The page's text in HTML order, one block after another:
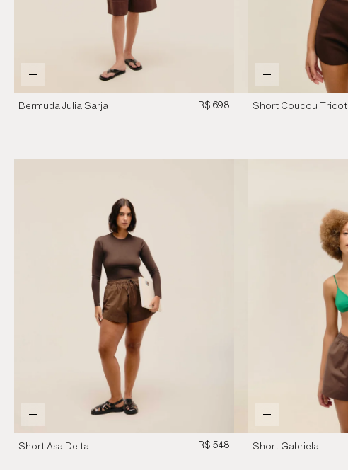
Bermuda Julia Sarja
R$ 698
Short Coucou Tricot
Short Asa Delta
R$ 548
Short Gabriela